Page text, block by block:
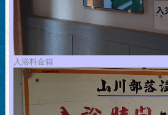
入浴料金箱